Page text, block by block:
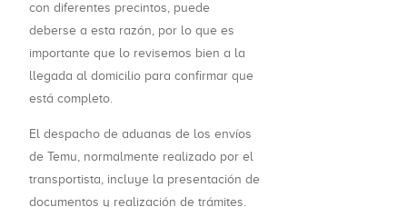
con diferentes precintos, puede
deberse a esta razón, por lo que es
importante que lo revisemos bien a la
llegada al domicilio para confirmar que
está completo.
El despacho de aduanas de los envíos
de Temu, normalmente realizado por el
transportista, incluye la presentación de
documentos y realización de trámites.